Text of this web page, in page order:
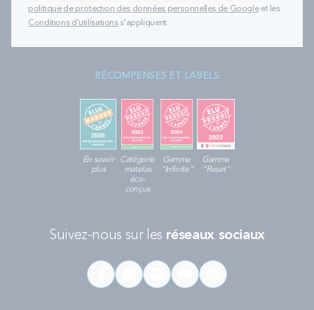
politique de protection des données personnelles de Googleet les
Conditions d'utilisationss'appliquent.
RÉCOMPENSES ET LABELS
En savoir
plus
Catégorie
matelas
éco-
conçus
Gamme
"Infinite"
Gamme
"Reset"
Suivez-nous sur les réseaux sociaux